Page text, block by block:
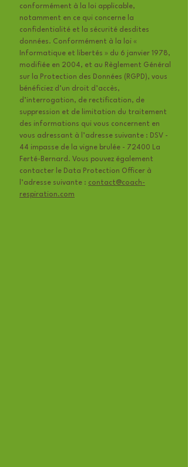
conformément à la loi applicable,
notamment en ce qui concerne la
confidentialité et la sécurité desdites
données. Conformément à la loi «
Informatique et libertés » du 6 janvier 1978,
modifiée en 2004, et au Règlement Général
sur la Protection des Données (RGPD), vous
bénéficiez d’un droit d’accès,
d’interrogation, de rectification, de
suppression et de limitation du traitement
des informations qui vous concernent en
vous adressant à l’adresse suivante : DSV -
44 impasse de la vigne brulée - 72400 La
Ferté-Bernard. Vous pouvez également
contacter le Data Protection Officer à
l’adresse suivante : contact@coach-
respiration.com